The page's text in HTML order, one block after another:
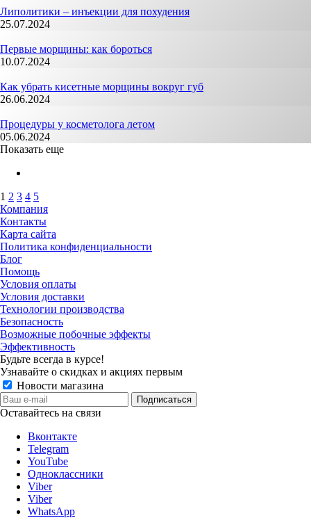
Липолитики – инъекции для похудения
25.07.2024
Первые морщины: как бороться
10.07.2024
Как убрать кисетные морщины вокруг губ
26.06.2024
Процедуры у косметолога летом
05.06.2024
Показать еще
1 2 3 4 5
Компания
Контакты
Карта сайта
Политика конфиденциальности
Блог
Помощь
Условия оплаты
Условия доставки
Технологии производства
Безопасность
Возможные побочные эффекты
Эффективность
Будьте всегда в курсе!
Узнавайте о скидках и акциях первым
Новости магазина
Оставайтесь на связи
Вконтакте
Telegram
YouTube
Одноклассники
Viber
Viber
WhatsApp